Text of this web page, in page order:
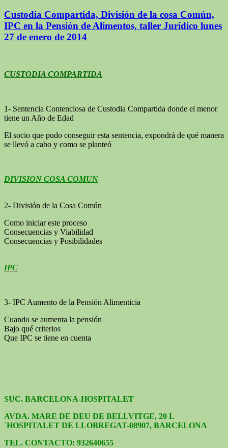
Custodia Compartida, División de la cosa Común,
IPC en la Pensión de Alimentos, taller Jurídico lunes
27 de enero de 2014
CUSTODIA COMPARTIDA
1- Sentencia Contenciosa de Custodia Compartida donde el menor
tiene un Año de Edad
El socio que pudo conseguir esta sentencia, expondrá de qué manera
se llevó a cabo y como se planteó
DIVISION COSA COMUN
2- División de la Cosa Común
Como iniciar este proceso
Consecuencias y Viabilidad
Consecuencias y Posibilidades
IPC
3- IPC Aumento de la Pensión Alimenticia
Cuando se aumenta la pensión
Bajo qué criterios
Que IPC se tiene en cuenta
SUC. BARCELONA-HOSPITALET
AVDA. MARE DE DEU DE BELLVITGE, 20 L
´HOSPITALET DE LLOBREGAT-08907, BARCELONA
TEL. CONTACTO: 932640655